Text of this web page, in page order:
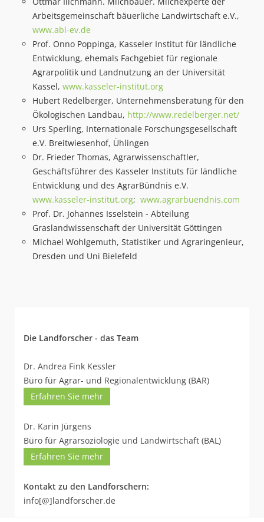
Arbeitsgemeinschaft bäuerliche Landwirtschaft e.V.,
www.abl-ev.de
Prof. Onno Poppinga, Kasseler Institut für ländliche
Entwicklung, ehemals Fachgebiet für regionale
Agrarpolitik und Landnutzung an der Universität
Kassel, www.kasseler-institut.org
Hubert Redelberger, Unternehmensberatung für den
Ökologischen Landbau, http://www.redelberger.net/
Urs Sperling, Internationale Forschungsgesellschaft
e.V. Breitwiesenhof, Ühlingen
Dr. Frieder Thomas, Agrarwissenschaftler,
Geschäftsführer des Kasseler Instituts für ländliche
Entwicklung und des AgrarBündnis e.V.
www.kasseler-institut.org; www.agrarbuendnis.com
Prof. Dr. Johannes Isselstein - Abteilung
Graslandwissenschaft der Universität Göttingen
Michael Wohlgemuth, Statistiker und Agraringenieur,
Dresden und Uni Bielefeld
Die Landforscher - das Team
Dr. Andrea Fink Kessler
Büro für Agrar- und Regionalentwicklung (BAR)
Erfahren Sie mehr
Dr. Karin Jürgens
Büro für Agrarsoziologie und Landwirtschaft (BAL)
Erfahren Sie mehr
Kontakt zu den Landforschern:
info[@]landforscher.de